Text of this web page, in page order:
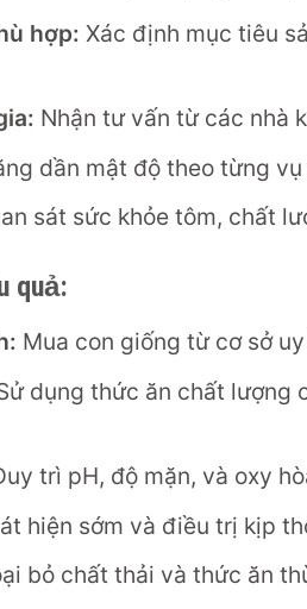
hợp: Xác định mục tiêu
Nhận tư vấn từ các nhà
dần mật độ theo từng
sát sức khỏe tôm, chất
quả:
Mua con giống từ cơ sở
dụng thức ăn chất lượng
trì pH, độ mặn, và oxy
hiện sớm và điều trị kịp
bỏ chất thải và thức ăn